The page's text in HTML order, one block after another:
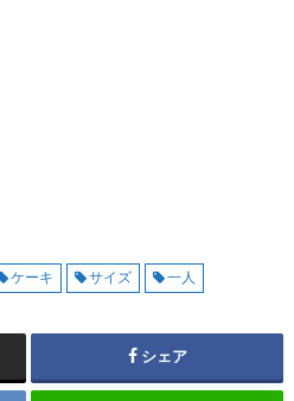
ケーキ サイズ 一人
シェア